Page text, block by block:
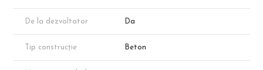
De la dezvoltator Da
Tip construcție Beton